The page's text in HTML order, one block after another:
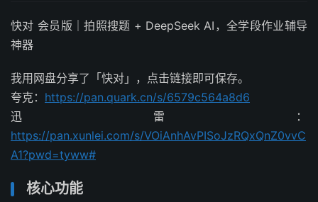
快对 会员版｜拍照搜题 + DeepSeek AI，全学段作业辅导
神器
我用网盘分享了「快对」，点击链接即可保存。
夸克： https://pan.quark.cn/s/6579c564a8d6
迅雷：
https://pan.xunlei.com/s/VOiAnhAvPISoJzRQxQnZ0vvC
A1?pwd=tyww#
核心功能